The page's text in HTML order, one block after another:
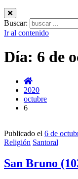
Buscar:
Ir al contenido
Día: 6 de
2020
octubre
6
Publicado el 6 de
Religión Santoral
San Bruno